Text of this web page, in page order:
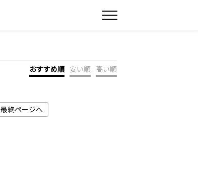
おすすめ順 安い順 高い順
最終ページへ